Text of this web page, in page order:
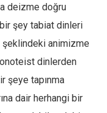
deizme doğru
şey tabiat dinleri
şeklindeki animizme
dinlerden
şeye tapınma
dair herhangi bir